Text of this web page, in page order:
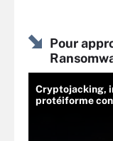
Pour
Cryptojacking,
protéiforme